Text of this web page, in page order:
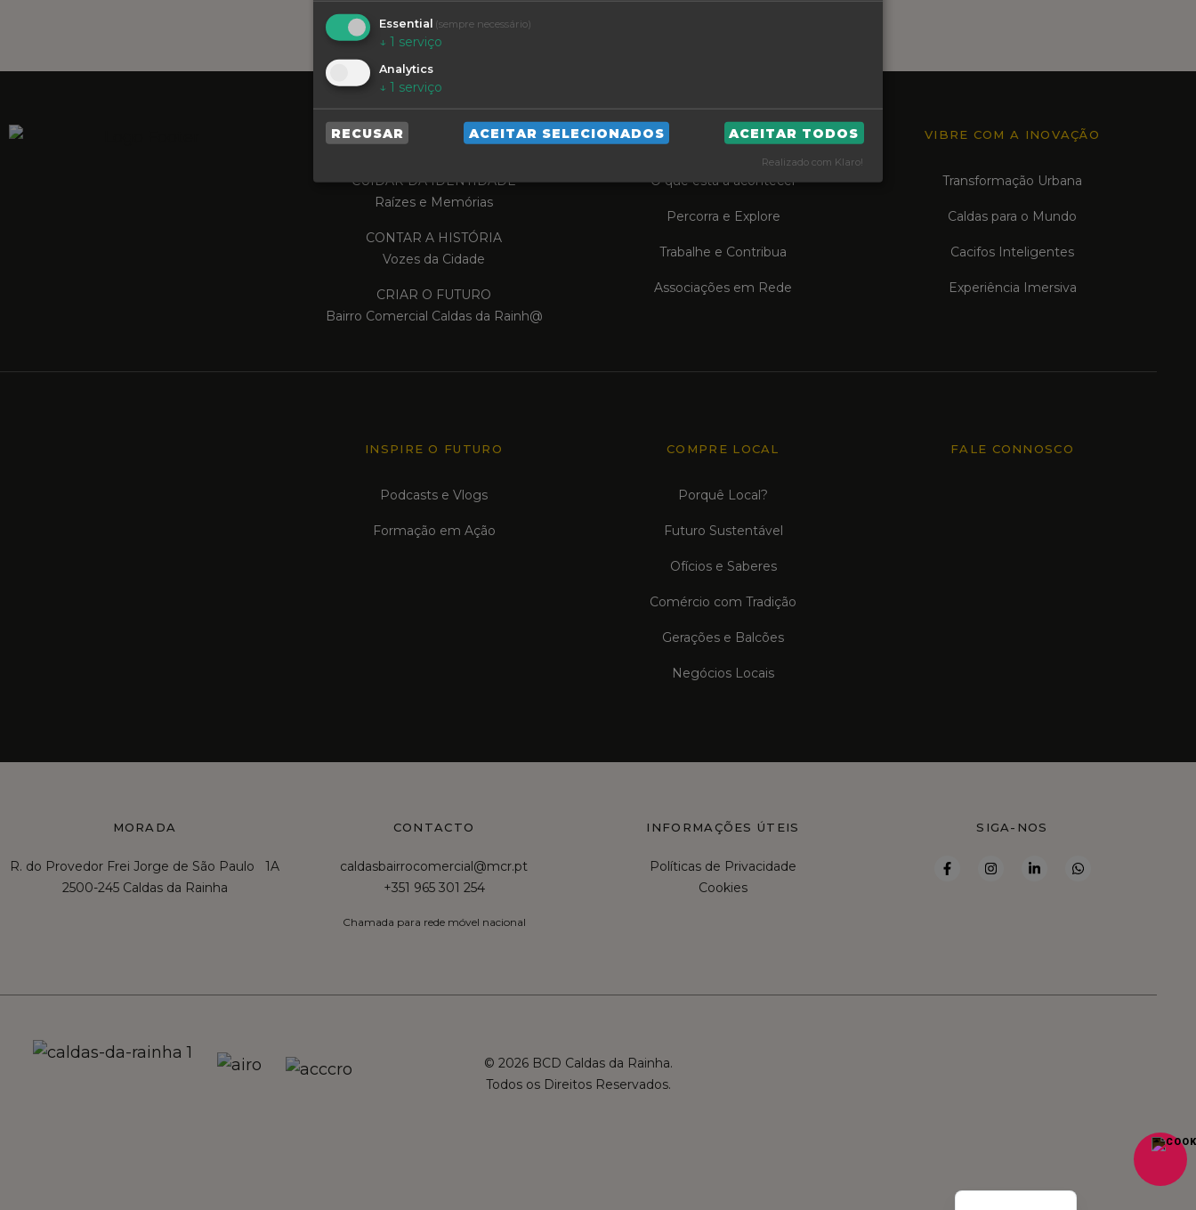
SINTA A TRADIÇÃO
CUIDAR DA IDENTIDADE
Raízes e Memórias
CONTAR A HISTÓRIA
Vozes da Cidade
CRIAR O FUTURO
Bairro Comercial Caldas da Rainh@
VIVA AS CALDAS
O que está a acontecer
Percorra e Explore
Trabalhe e Contribua
Associações em Rede
VIBRE COM A INOVAÇÃO
Transformação Urbana
Caldas para o Mundo
Cacifos Inteligentes
Experiência Imersiva
INSPIRE O FUTURO
Podcasts e Vlogs
Formação em Ação
COMPRE LOCAL
Porquê Local?
Futuro Sustentável
Ofícios e Saberes
Comércio com Tradição
Gerações e Balcões
Negócios Locais
FALE CONNOSCO
MORADA
R. do Provedor Frei Jorge de São Paulo 1A
2500-245 Caldas da Rainha
CONTACTO
caldasbairrocomercial@mcr.pt
+351 965 301 254
Chamada para rede móvel nacional
INFORMAÇÕES ÚTEIS
Políticas de Privacidade
Cookies
SIGA-NOS
© 2026 BCD Caldas da Rainha.
Todos os Direitos Reservados.
Essential (sempre necessário)
↓ 1 serviço
Analytics
↓ 1 serviço
RECUSAR ACEITAR SELECIONADOS ACEITAR TODOS
Realizado com Klaro!